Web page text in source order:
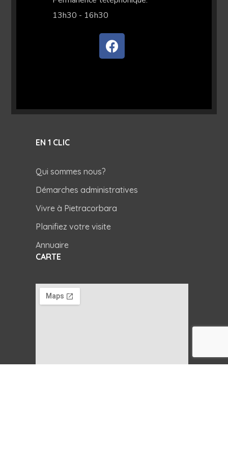
13h30 - 16h30
EN 1 CLIC
Qui sommes nous?
Démarches administratives
Vivre à Pietracorbara
Planifiez votre visite
Annuaire
CARTE